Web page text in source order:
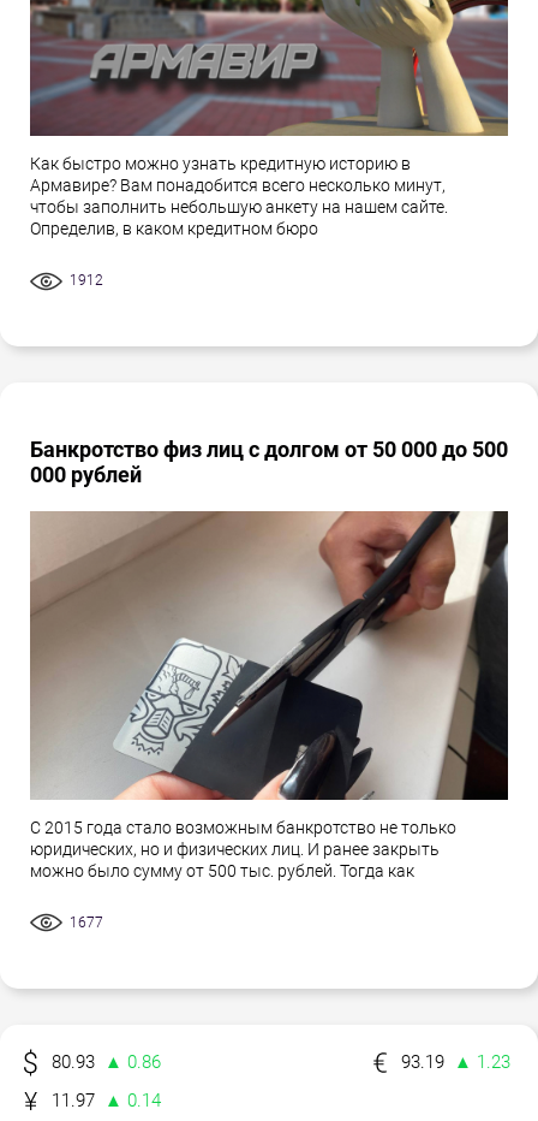
Как быстро можно узнать кредитную историю в
Армавире? Вам понадобится всего несколько минут,
чтобы заполнить небольшую анкету на нашем сайте.
Определив, в каком кредитном бюро
1912
Банкротство физ лиц с долгом от 50 000 до 500
000 рублей
С 2015 года стало возможным банкротство не только
юридических, но и физических лиц. И ранее закрыть
можно было сумму от 500 тыс. рублей. Тогда как
1677
80.93 ▲ 0.86 93.19
▲ 1.23
11.97
▲ 0.14